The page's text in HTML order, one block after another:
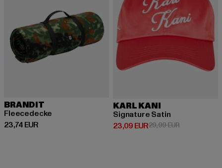
BRANDIT
Fleecedecke
23,74 EUR
Derzeitiger Preis: 23,74 EUR
KARL KANI
Signature Satin
23,09 EUR
Derzeitiger Preis: 23,09 EUR
29,99 EURAktionspreis: